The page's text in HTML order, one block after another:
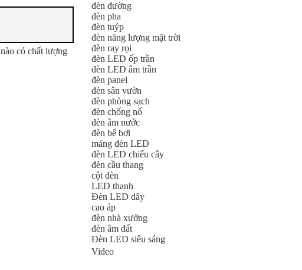
nào có chất lượng
đèn đường
đèn pha
đèn tuýp
đèn năng lượng mặt trời
đèn ray rọi
đèn LED ốp trần
đèn LED âm trần
đèn panel
đèn sân vườn
đèn phòng sạch
đèn chống nổ
đèn âm nước
đèn bể bơi
máng đèn LED
đèn LED chiếu cây
đèn cầu thang
cột đèn
LED thanh
Đèn LED dây
cao áp
đèn nhà xưởng
đèn âm đất
Đèn LED siêu sáng
Video